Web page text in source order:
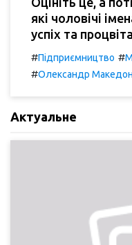
які чоловічі
успіх та
#Підприємництво #
#Олександр
Актуальне